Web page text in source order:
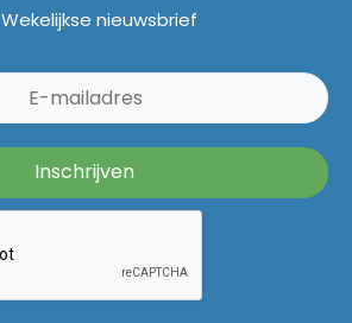
Wekelijkse nieuwsbrief